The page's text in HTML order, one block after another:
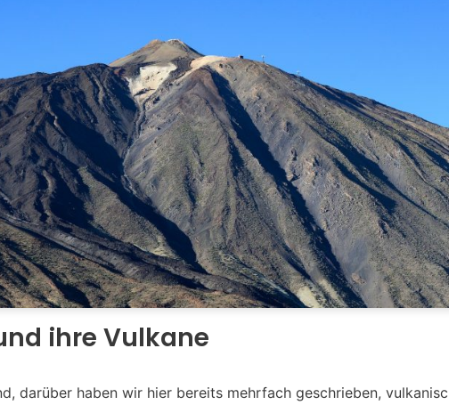
ihre Vulkane
darüber haben wir hier bereits mehrfach geschrieben,